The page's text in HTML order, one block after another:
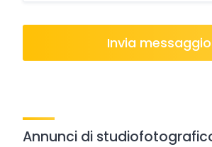
Invia messaggio
Annunci di